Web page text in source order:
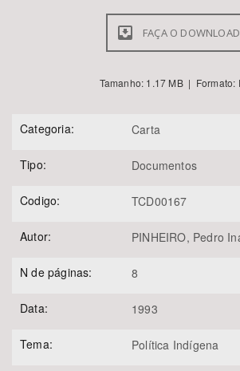
FAÇA O DOWNLOAD
Tamanho: 1.17 MB | Formato:
Categoria: Carta
Tipo: Documentos
Codigo: TCD00167
Autor: PINHEIRO, Pedro
N de páginas: 8
Data: 1993
Tema: Política Indígena